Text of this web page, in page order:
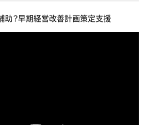
助？早期経営改善計画策定支援